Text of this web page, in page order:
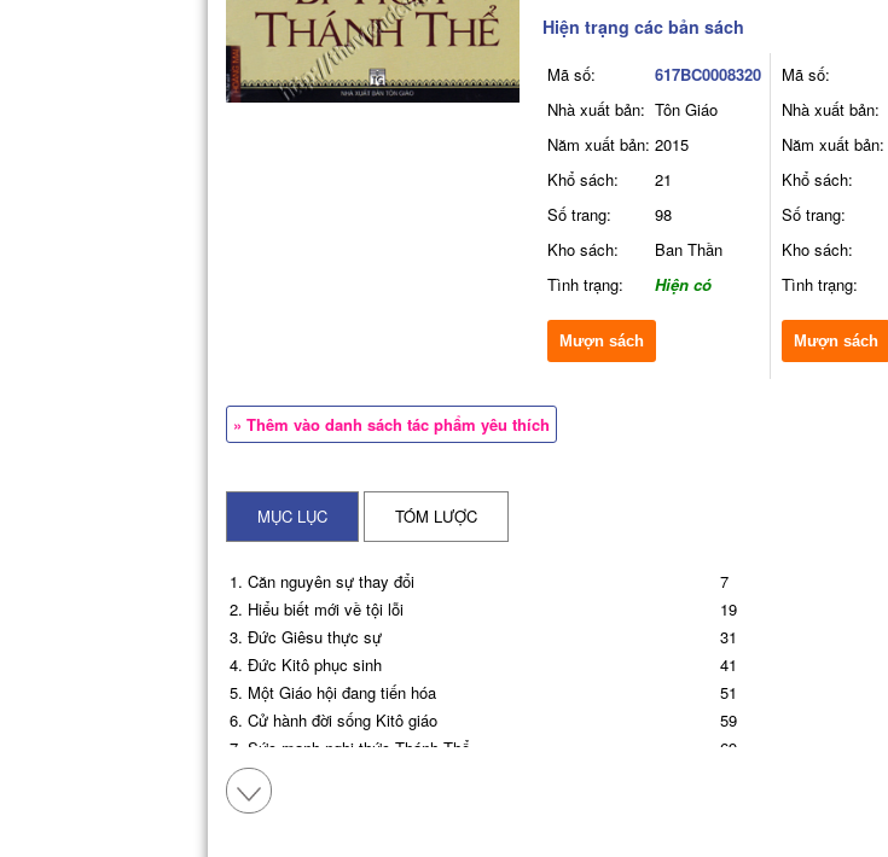
Hiện trạng các bản sách
Mã số:
617BC0008320
Nhà xuất bản: Tôn Giáo
Năm xuất bản: 2015
Khổ sách:
21
Số trang:
98
Kho sách:
Ban Thần
Tình trạng:
Hiện có
Mượn sách
Mã số:
Nhà xuất bản:
Năm xuất bản:
Khổ sách:
Số trang:
Kho sách:
Tình trạng:
Mượn sách
» Thêm vào danh sách tác phẩm yêu thích
MỤC LỤC TÓM LƯỢC
1. Căn nguyên sự thay đổi
7
2. Hiểu biết mới về tội lỗi
19
3. Đức Giêsu thực sự
31
4. Đức Kitô phục sinh
41
5. Một Giáo hội đang tiến hóa
51
6. Cử hành đời sống Kitô giáo
59
7. Sức mạnh nghi thức Thánh Thể
69
8. Làm gì đây?